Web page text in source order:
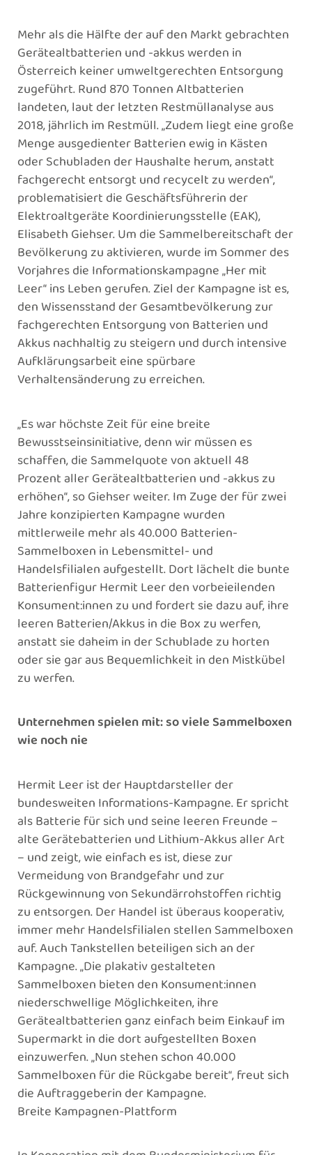
Mehr als die Hälfte der auf den Markt gebrachten
Gerätealtbatterien und -akkus werden in
Österreich keiner umweltgerechten Entsorgung
zugeführt. Rund 870 Tonnen Altbatterien
landeten, laut der letzten Restmüllanalyse aus
2018, jährlich im Restmüll. „Zudem liegt eine große
Menge ausgedienter Batterien ewig in Kästen
oder Schubladen der Haushalte herum, anstatt
fachgerecht entsorgt und recycelt zu werden“,
problematisiert die Geschäftsführerin der
Elektroaltgeräte Koordinierungsstelle (EAK),
Elisabeth Giehser. Um die Sammelbereitschaft der
Bevölkerung zu aktivieren, wurde im Sommer des
Vorjahres die Informationskampagne „Her mit
Leer“ ins Leben gerufen. Ziel der Kampagne ist es,
den Wissensstand der Gesamtbevölkerung zur
fachgerechten Entsorgung von Batterien und
Akkus nachhaltig zu steigern und durch intensive
Aufklärungsarbeit eine spürbare
Verhaltensänderung zu erreichen.
„Es war höchste Zeit für eine breite
Bewusstseinsinitiative, denn wir müssen es
schaffen, die Sammelquote von aktuell 48
Prozent aller Gerätealtbatterien und -akkus zu
erhöhen“, so Giehser weiter. Im Zuge der für zwei
Jahre konzipierten Kampagne wurden
mittlerweile mehr als 40.000 Batterien-
Sammelboxen in Lebensmittel- und
Handelsfilialen aufgestellt. Dort lächelt die bunte
Batterienfigur Hermit Leer den vorbeieilenden
Konsument:innen zu und fordert sie dazu auf, ihre
leeren Batterien/Akkus in die Box zu werfen,
anstatt sie daheim in der Schublade zu horten
oder sie gar aus Bequemlichkeit in den Mistkübel
zu werfen.
Unternehmen spielen mit: so viele Sammelboxen
wie noch nie
Hermit Leer ist der Hauptdarsteller der
bundesweiten Informations-Kampagne. Er spricht
als Batterie für sich und seine leeren Freunde –
alte Gerätebatterien und Lithium-Akkus aller Art
– und zeigt, wie einfach es ist, diese zur
Vermeidung von Brandgefahr und zur
Rückgewinnung von Sekundärrohstoffen richtig
zu entsorgen. Der Handel ist überaus kooperativ,
immer mehr Handelsfilialen stellen Sammelboxen
auf. Auch Tankstellen beteiligen sich an der
Kampagne. „Die plakativ gestalteten
Sammelboxen bieten den Konsument:innen
niederschwellige Möglichkeiten, ihre
Gerätealtbatterien ganz einfach beim Einkauf im
Supermarkt in die dort aufgestellten Boxen
einzuwerfen. „Nun stehen schon 40.000
Sammelboxen für die Rückgabe bereit“, freut sich
die Auftraggeberin der Kampagne.
Breite Kampagnen-Plattform